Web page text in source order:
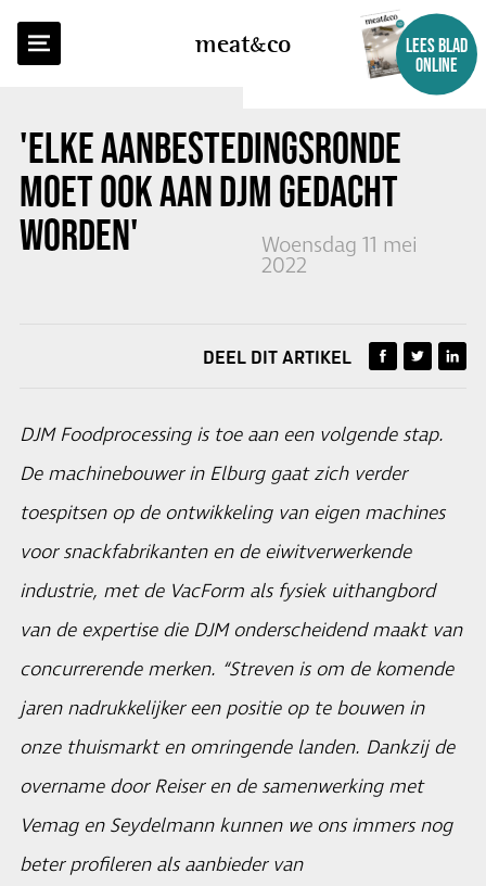
meatco
LEES BLAD
ONLINE
'ELKE AANBESTEDINGSRONDE
MOET OOK AAN DJM GEDACHT
WORDEN'
Woensdag 11 mei
2022
TERUG NAAR OVERZICHT
DEEL DIT ARTIKEL
DJM Foodprocessing is toe aan een volgende stap.
De machinebouwer in Elburg gaat zich verder
toespitsen op de ontwikkeling van eigen machines
voor snackfabrikanten en de eiwitverwerkende
industrie, met de VacForm als fysiek uithangbord
van de expertise die DJM onderscheidend maakt van
concurrerende merken. “Streven is om de komende
jaren nadrukkelijker een positie op te bouwen in
onze thuismarkt en omringende landen. Dankzij de
overname door Reiser en de samenwerking met
Vemag en Seydelmann kunnen we ons immers nog
beter profileren als aanbieder van